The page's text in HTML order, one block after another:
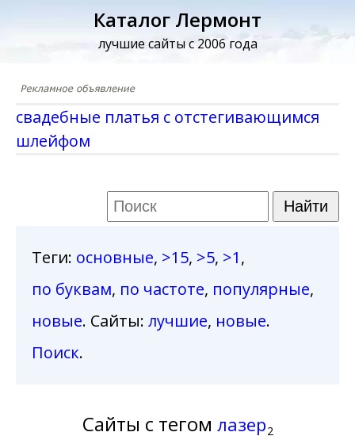
Каталог Лермонт
лучшие сайты с 2006 года
свадебные платья с отстегивающимся
шлейфом
Теги: основные, >15, >5, >1,
по буквам, по частоте, популярные,
новые. Сайты: лучшие, новые.
Поиск.
Сайты с тегом лазер2